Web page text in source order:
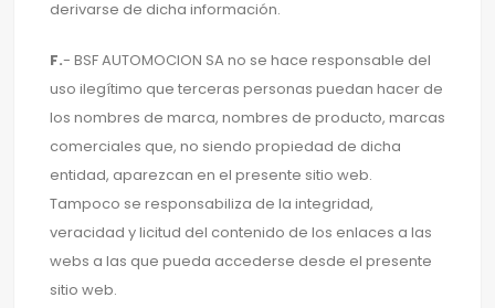
derivarse de dicha información.
F.- BSF AUTOMOCION SA no se hace responsable del
uso ilegítimo que terceras personas puedan hacer de
los nombres de marca, nombres de producto, marcas
comerciales que, no siendo propiedad de dicha
entidad, aparezcan en el presente sitio web.
Tampoco se responsabiliza de la integridad,
veracidad y licitud del contenido de los enlaces a las
webs a las que pueda accederse desde el presente
sitio web.